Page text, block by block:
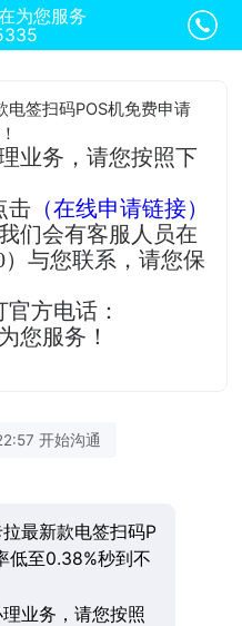
为您服务
签扫码POS机免费申请
业务，请您按照下
击 （在线申请链接）
们会有客服人员在
）与您联系，请您保
方电话：
您服务！
开始沟通
最新款电签扫码P
低至0.38%秒到不
业务，请您按照